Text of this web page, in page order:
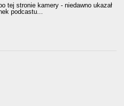
tej stronie kamery - niedawno ukazał
podcastu...